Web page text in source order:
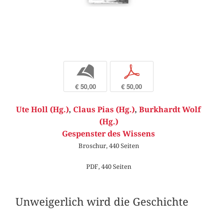
b
€ 50,00
p
€ 50,00
Ute Holl (Hg.), Claus Pias (Hg.), Burkhardt Wolf
(Hg.)
Gespenster des Wissens
Broschur, 440 Seiten
PDF, 440 Seiten
Unweigerlich wird die Geschichte